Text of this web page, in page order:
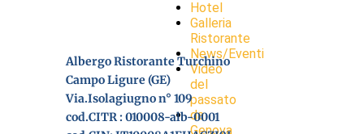
Albergo Ristorante Turchino
Campo Ligure (GE)
Via.Isolagiugno n° 109
cod.CITR : 010008-alb-0001
Hotel
Galleria
Ristorante
News/Eventi
Video
del
passato
da
Genova